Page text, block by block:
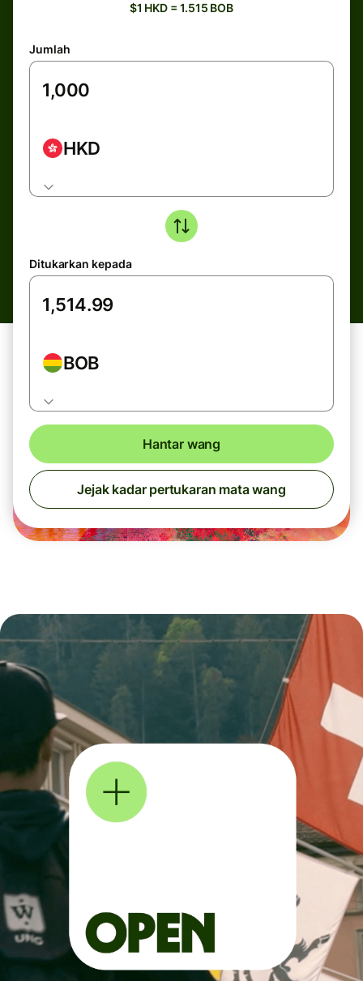
$1 HKD = 1.515 BOB
Jumlah
HKD
Ditukarkan kepada
BOB
Hantar wang
Jejak kadar pertukaran mata wang